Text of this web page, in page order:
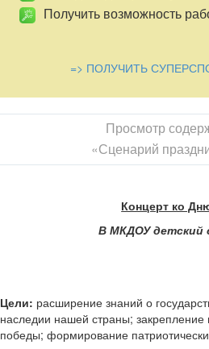
Получить возможность
=> ПОЛУЧИТЬ
Просмотр
«Сценарий
Концерт ко
В МКДОУ детский
Цели: расширение знаний о
наследии нашей страны;
победы; формирование